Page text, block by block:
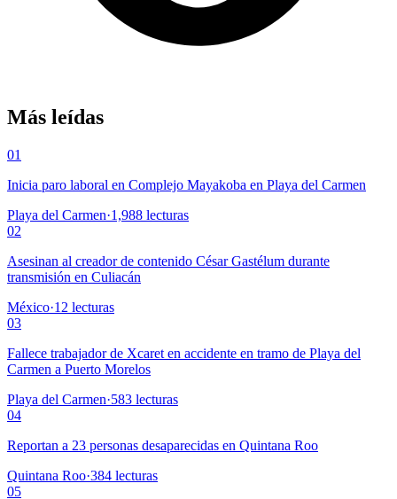
Más leídas
01
Inicia paro laboral en Complejo Mayakoba en Playa del Carmen
Playa del Carmen·1,988 lecturas
02
Asesinan al creador de contenido César Gastélum durante
transmisión en Culiacán
México·12 lecturas
03
Fallece trabajador de Xcaret en accidente en tramo de Playa del
Carmen a Puerto Morelos
Playa del Carmen·583 lecturas
04
Reportan a 23 personas desaparecidas en Quintana Roo
Quintana Roo·384 lecturas
05